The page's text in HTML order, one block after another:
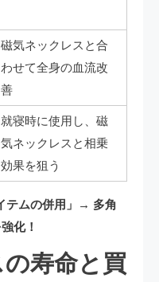
磁気ネックレスと合
わせて全身の血流改
善
就寝時に使用し、磁
気ネックレスと相乗
効果を狙う
テムの併用」→ 多角
化！
寿命と買